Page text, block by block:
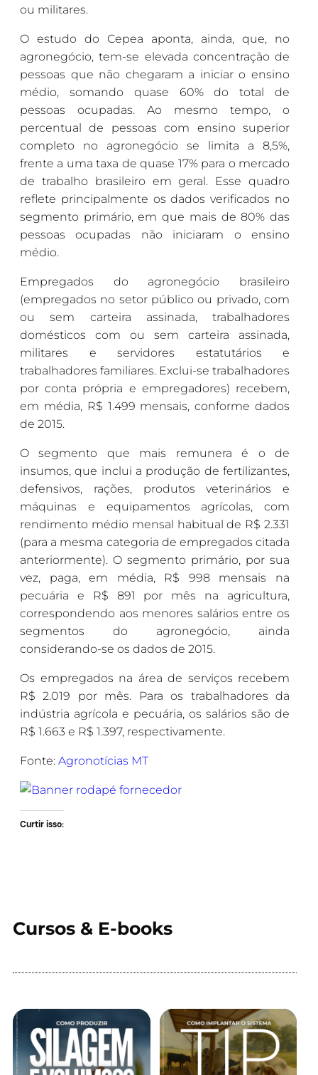
ou militares.
O estudo do Cepea aponta, ainda, que, no
agronegócio, tem-se elevada concentração de
pessoas que não chegaram a iniciar o ensino
médio, somando quase 60% do total de
pessoas ocupadas. Ao mesmo tempo, o
percentual de pessoas com ensino superior
completo no agronegócio se limita a 8,5%,
frente a uma taxa de quase 17% para o mercado
de trabalho brasileiro em geral. Esse quadro
reflete principalmente os dados verificados no
segmento primário, em que mais de 80% das
pessoas ocupadas não iniciaram o ensino
médio.
Empregados do agronegócio brasileiro
(empregados no setor público ou privado, com
ou sem carteira assinada, trabalhadores
domésticos com ou sem carteira assinada,
militares e servidores estatutários e
trabalhadores familiares. Exclui-se trabalhadores
por conta própria e empregadores) recebem,
em média, R$ 1.499 mensais, conforme dados
de 2015.
O segmento que mais remunera é o de
insumos, que inclui a produção de fertilizantes,
defensivos, rações, produtos veterinários e
máquinas e equipamentos agrícolas, com
rendimento médio mensal habitual de R$ 2.331
(para a mesma categoria de empregados citada
anteriormente). O segmento primário, por sua
vez, paga, em média, R$ 998 mensais na
pecuária e R$ 891 por mês na agricultura,
correspondendo aos menores salários entre os
segmentos do agronegócio, ainda
considerando-se os dados de 2015.
Os empregados na área de serviços recebem
R$ 2.019 por mês. Para os trabalhadores da
indústria agrícola e pecuária, os salários são de
R$ 1.663 e R$ 1.397, respectivamente.
Fonte: Agronotícias MT
Curtir isso:
Cursos & E-books